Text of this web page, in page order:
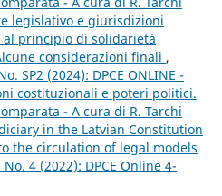
legislativo e giurisdizioni
principio di solidarietà
considerazioni finali ,
SP2 (2024): DPCE ONLINE -
costituzionali e poteri politici.
- A cura di R. Tarchi
in the Latvian Constitution
the circulation of legal models
No. 4 (2022): DPCE Online 4-